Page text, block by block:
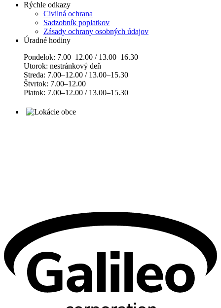
Rýchle odkazy
Civilná ochrana
Sadzobník poplatkov
Zásady ochrany osobných údajov
Úradné hodiny
Pondelok: 7.00–12.00 / 13.00–16.30
Utorok: nestránkový deň
Streda: 7.00–12.00 / 13.00–15.30
Štvrtok: 7.00–12.00
Piatok: 7.00–12.00 / 13.00–15.30